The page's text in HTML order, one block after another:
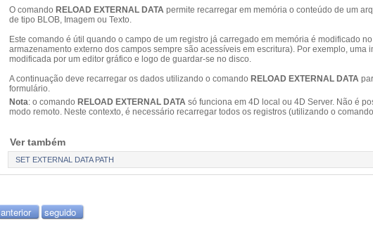
O comando RELOAD EXTERNAL DATA permite recarregar em memória o conteúdo de um
de tipo BLOB, Imagem ou Texto.
Este comando é útil quando o campo de um registro já carregado em memória é modificado
armazenamento externo dos campos sempre são acessíveis em escritura). Por exemplo, uma
modificada por um editor gráfico e logo de guardar-se no disco.
A continuação deve recarregar os dados utilizando o comando RELOAD EXTERNAL DATA
formulário.
Nota: o comando RELOAD EXTERNAL DATA só funciona em 4D local ou 4D Server. Não é
modo remoto. Neste contexto, é necessário recarregar todos os registros (utilizando o comando
Ver também
SET EXTERNAL DATA PATH
anterior seguido